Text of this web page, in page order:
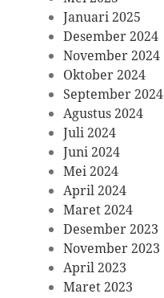
Januari 2025
Desember 2024
November 2024
Oktober 2024
September 2024
Agustus 2024
Juli 2024
Juni 2024
Mei 2024
April 2024
Maret 2024
Desember 2023
November 2023
April 2023
Maret 2023